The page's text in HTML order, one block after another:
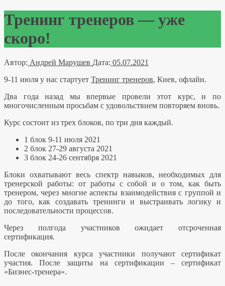
Тренинг тренеров — уже
скоро!
Автор: Андрей Марушев Дата: 05.07.2021
9-11 июля у нас стартует Тренинг тренеров, Киев, офлайн.
Два года назад мы впервые провели этот курс, и по
многочисленным просьбам с удовольствием повторяем вновь.
Курс состоит из трех блоков, по три дня каждый.
1 блок 9-11 июля 2021
2 блок 27-29 августа 2021
3 блок 24-26 сентября 2021
Блоки охватывают весь спектр навыков, необходимых для
тренерской работы: от работы с собой и о том, как быть
тренером, через многие аспекты взаимодействия с группой и
до того, как создавать тренинги и выстраивать логику и
последовательности процессов.
Через полгода участников ожидает отсроченная
сертификация.
После окончания курса участники получают сертификат
участия. После защиты на сертификации – сертификат
«Бизнес-тренера».